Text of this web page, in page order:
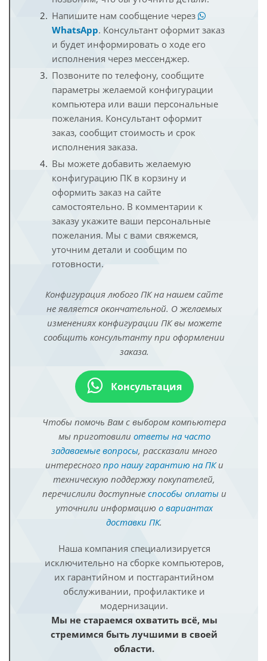
Напишите нам сообщение через
WhatsApp. Консультант оформит заказ
и будет информировать о ходе его
исполнения через мессенджер.
Позвоните по телефону, сообщите
параметры желаемой конфигурации
компьютера или ваши персональные
пожелания. Консультант оформит
заказ, сообщит стоимость и срок
исполнения заказа.
Вы можете добавить желаемую
конфигурацию ПК в корзину и
оформить заказ на сайте
самостоятельно. В комментарии к
заказу укажите ваши персональные
пожелания. Мы с вами свяжемся,
уточним детали и сообщим по
готовности.
Конфигурация любого ПК на нашем сайте
не является окончательной. О желаемых
изменениях конфигурации ПК вы можете
сообщить консультанту при оформлении
заказа.
Консультация
Чтобы помочь Вам с выбором компьютера
мы приготовили ответы на часто
задаваемые вопросы, рассказали много
интересного про нашу гарантию на ПКи
техническую поддержку покупателей,
перечислили доступные способы оплатыи
уточнили информацию о вариантах
доставки ПК.
Наша компания специализируется
исключительно на сборке компьютеров,
их гарантийном и постгарантийном
обслуживании, профилактике и
модернизации.
Мы не стараемся охватить всё, мы
стремимся быть лучшими в своей
области.